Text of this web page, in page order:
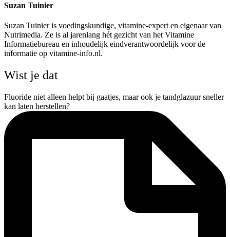
Suzan Tuinier
Suzan Tuinier is voedingskundige, vitamine-expert en eigenaar van
Nutrimedia. Ze is al jarenlang hét gezicht van het Vitamine
Informatiebureau en inhoudelijk eindverantwoordelijk voor de
informatie op vitamine-info.nl.
Wist je dat
Fluoride niet alleen helpt bij gaatjes, maar ook je tandglazuur sneller
kan laten herstellen?